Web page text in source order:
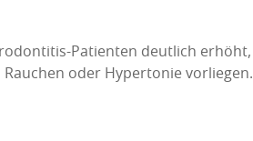
Patienten deutlich erhöht,
oder Hypertonie vorliegen.